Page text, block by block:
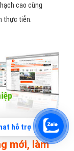
cao cùng
thực tiễn.
mới, làm
hỗ trợ